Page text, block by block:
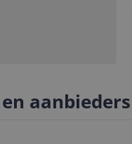
aanbieders